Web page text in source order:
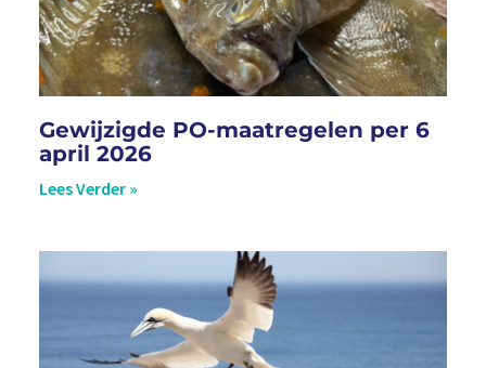
Gewijzigde PO-maatregelen per 6
april 2026
Lees Verder »